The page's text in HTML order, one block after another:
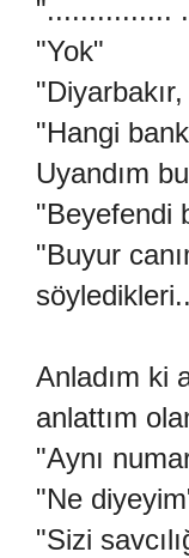
"...............
"Yok"
"Hangi
Uyandım
"Beyefendi
"Buyur
Anladım ki
anlattım
"Aynı
"Ne
"Sizi